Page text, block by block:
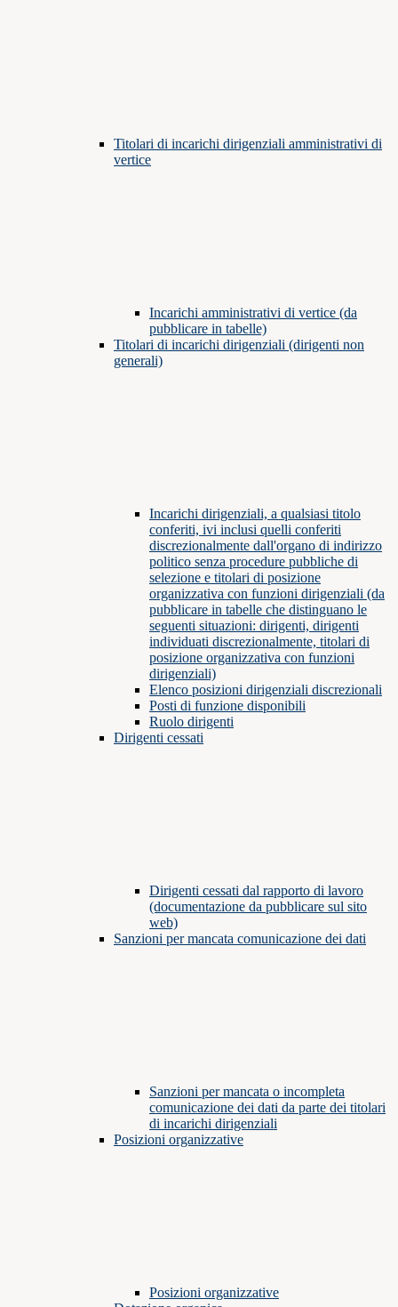
Titolari di incarichi dirigenziali amministrativi di
vertice
Incarichi amministrativi di vertice (da
pubblicare in tabelle)
Titolari di incarichi dirigenziali (dirigenti non
generali)
Incarichi dirigenziali, a qualsiasi titolo
conferiti, ivi inclusi quelli conferiti
discrezionalmente dall'organo di indirizzo
politico senza procedure pubbliche di
selezione e titolari di posizione
organizzativa con funzioni dirigenziali (da
pubblicare in tabelle che distinguano le
seguenti situazioni: dirigenti, dirigenti
individuati discrezionalmente, titolari di
posizione organizzativa con funzioni
dirigenziali)
Elenco posizioni dirigenziali discrezionali
Posti di funzione disponibili
Ruolo dirigenti
Dirigenti cessati
Dirigenti cessati dal rapporto di lavoro
(documentazione da pubblicare sul sito
web)
Sanzioni per mancata comunicazione dei dati
Sanzioni per mancata o incompleta
comunicazione dei dati da parte dei titolari
di incarichi dirigenziali
Posizioni organizzative
Posizioni organizzative